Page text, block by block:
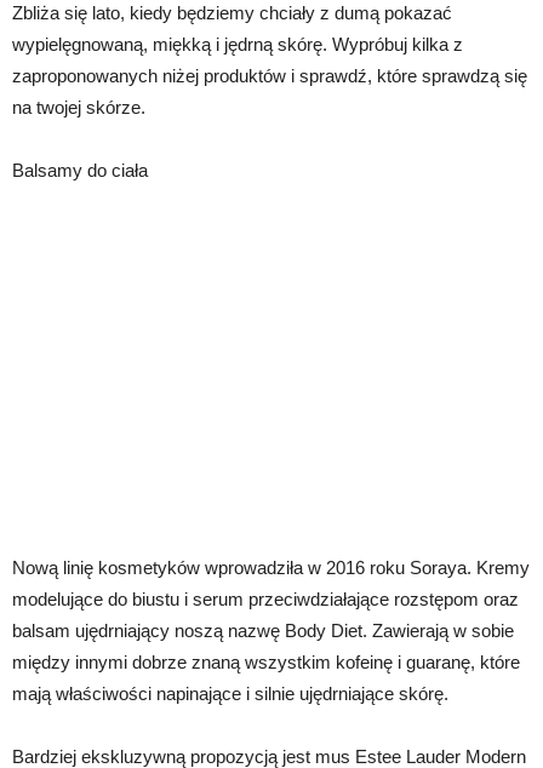
Zbliża się lato, kiedy będziemy chciały z dumą pokazać
wypielęgnowaną, miękką i jędrną skórę. Wypróbuj kilka z
zaproponowanych niżej produktów i sprawdź, które sprawdzą się
na twojej skórze.
Balsamy do ciała
Nową linię kosmetyków wprowadziła w 2016 roku Soraya. Kremy
modelujące do biustu i serum przeciwdziałające rozstępom oraz
balsam ujędrniający noszą nazwę Body Diet. Zawierają w sobie
między innymi dobrze znaną wszystkim kofeinę i guaranę, które
mają właściwości napinające i silnie ujędrniające skórę.
Bardziej ekskluzywną propozycją jest mus Estee Lauder Modern